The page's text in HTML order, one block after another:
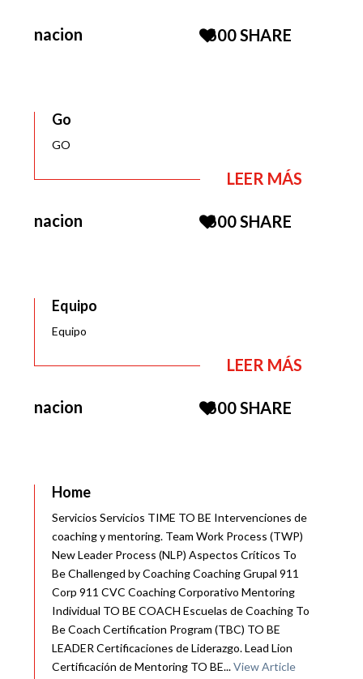
nacion 600SHARE
Go
GO
LEER MÁS
nacion 600SHARE
Equipo
Equipo
LEER MÁS
nacion 600SHARE
Home
Servicios Servicios TIME TO BE Intervenciones de
coaching y mentoring. Team Work Process (TWP)
New Leader Process (NLP) Aspectos Críticos To
Be Challenged by Coaching Coaching Grupal 911
Corp 911 CVC Coaching Corporativo Mentoring
Individual TO BE COACH Escuelas de Coaching To
Be Coach Certification Program (TBC) TO BE
LEADER Certificaciones de Liderazgo. Lead Lion
Certificación de Mentoring TO BE...View Article